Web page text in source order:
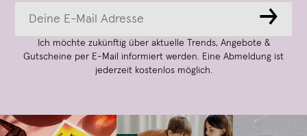
→
Ich möchte zukünftig über aktuelle Trends, Angebote &
Gutscheine per E-Mail informiert werden. Eine Abmeldung ist
jederzeit kostenlos möglich.